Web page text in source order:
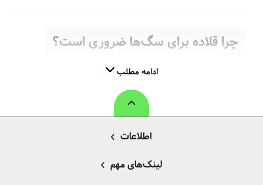
چرا قلاده برای سگ‌ها ضروری است؟
ادامه مطلب
اطلاعات
لینک‌های مهم